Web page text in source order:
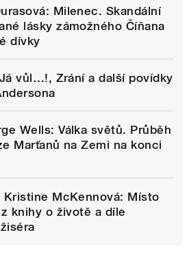
Milenec. Skandální
lásky zámožného Číňana
dívky
vůl…!, Zrání a další povídky
Wells: Válka světů. Průběh
Marťanů na Zemi na konci
Kristine McKennová: Místo
knihy o životě a díle